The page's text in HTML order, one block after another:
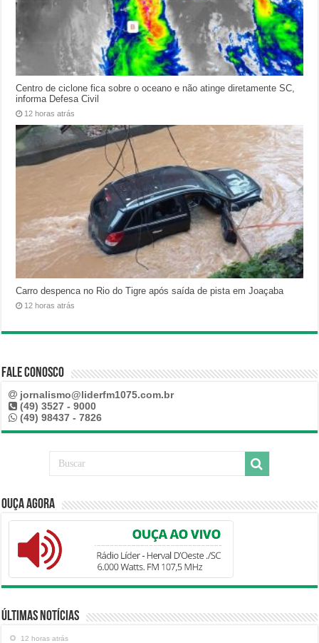
Centro de ciclone fica sobre o oceano e não atinge diretamente SC,
informa Defesa Civil
12 horas atrás
Carro despenca no Rio do Tigre após saída de pista em Joaçaba
12 horas atrás
Fale Conosco
jornalismo@liderfm1075.com.br
(49) 3527 - 9000
(49) 98437 - 7826
Ouça Agora
Últimas Notícias
12 horas atrás